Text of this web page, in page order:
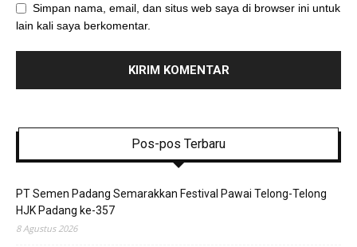
Simpan nama, email, dan situs web saya di browser ini untuk
lain kali saya berkomentar.
Pos-pos Terbaru
PT Semen Padang Semarakkan Festival Pawai Telong-Telong
HJK Padang ke-357
8 Agustus 2026